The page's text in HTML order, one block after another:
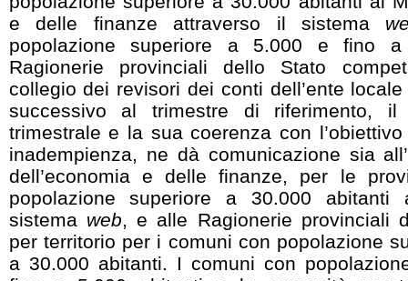
e delle finanze attraverso il sistema
popolazione superiore a 5.000 e fino
Ragionerie provinciali dello Stato
collegio dei revisori dei conti dell’ente
successivo al trimestre di riferimento, il
trimestrale e la sua coerenza con
inadempienza, ne dà comunicazione sia
dell’economia e delle finanze, per le
popolazione superiore a 30.000 abitanti
sistema web, e alle Ragionerie provinciali
per territorio per i comuni con popolazione
a 30.000 abitanti. I comuni con